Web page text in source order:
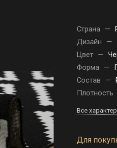
Страна —
Дизайн
—
Цвет —
Форма —
Состав
—
Плотность
Все
Для